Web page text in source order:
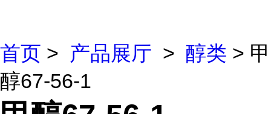
首页 > 产品展厅 > 醇类 > 甲
醇67-56-1